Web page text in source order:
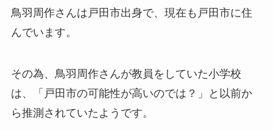
鳥羽周作さんは戸田市出身で、現在も戸田市に住
んでいます。
その為、鳥羽周作さんが教員をしていた小学校
は、「戸田市の可能性が高いのでは？」と以前か
ら推測されていたようです。